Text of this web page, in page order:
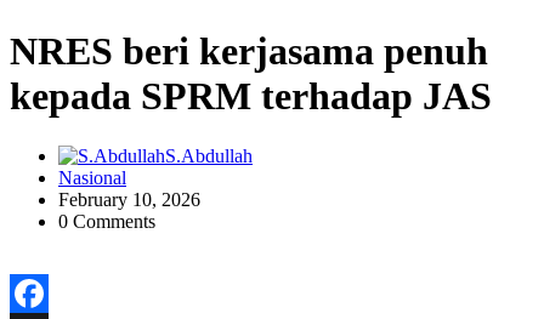
NRES beri kerjasama penuh
kepada SPRM terhadap JAS
S.Abdullah
Nasional
February 10, 2026
0 Comments